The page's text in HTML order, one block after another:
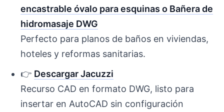
encastrable óvalo para esquinas o Bañera de
hidromasaje DWG
Perfecto para planos de baños en viviendas,
hoteles y reformas sanitarias.
👉 Descargar Jacuzzi
Recurso CAD en formato DWG, listo para
insertar en AutoCAD sin configuración